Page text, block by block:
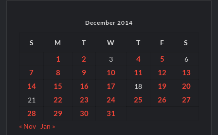
December 2014
S M T W T F S
1 2 3 4 5 6
7 8 9 10 11 12
13
14
15 16 17 18 19 20
21 22 23 24 25 26
27
28
29 30 31
« Nov Jan »